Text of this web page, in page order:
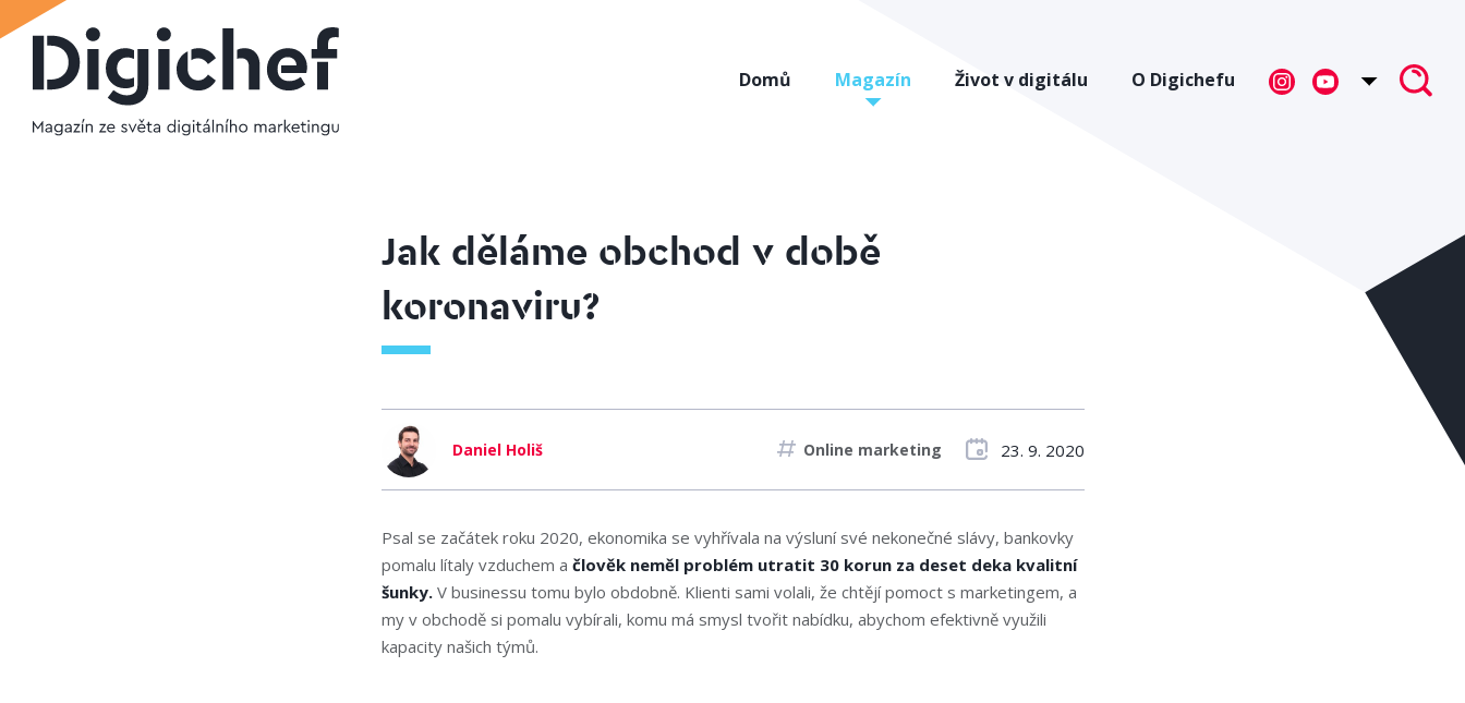
Domů Magazín Život v digitálu O Digichefu
Jak děláme obchod v době
koronaviru?
Daniel Holiš Online marketing 23. 9. 2020
Psal se začátek roku 2020, ekonomika se vyhřívala na výsluní své nekonečné slávy, bankovky
pomalu lítaly vzduchem a člověk neměl problém utratit 30 korun za deset deka kvalitní
šunky.V businessu tomu bylo obdobně. Klienti sami volali, že chtějí pomoct s marketingem, a
my v obchodě si pomalu vybírali, komu má smysl tvořit nabídku, abychom efektivně využili
kapacity našich týmů.